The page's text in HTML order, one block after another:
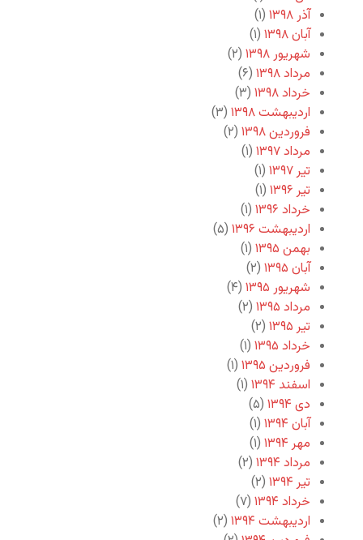
آذر ۱۳۹۸
(۱)
آبان ۱۳۹۸
(۱)
شهریور ۱۳۹۸
(۲)
مرداد ۱۳۹۸
(۶)
خرداد ۱۳۹۸
(۳)
اردیبهشت ۱۳۹۸
(۳)
فروردین ۱۳۹۸
(۲)
مرداد ۱۳۹۷
(۱)
تیر ۱۳۹۷
(۱)
تیر ۱۳۹۶
(۱)
خرداد ۱۳۹۶
(۱)
اردیبهشت ۱۳۹۶
(۵)
بهمن ۱۳۹۵
(۱)
آبان ۱۳۹۵
(۲)
شهریور ۱۳۹۵
(۴)
مرداد ۱۳۹۵
(۲)
تیر ۱۳۹۵
(۲)
خرداد ۱۳۹۵
(۱)
فروردین ۱۳۹۵
(۱)
اسفند ۱۳۹۴
(۱)
دی ۱۳۹۴
(۵)
آبان ۱۳۹۴
(۱)
مهر ۱۳۹۴
(۱)
مرداد ۱۳۹۴
(۲)
تیر ۱۳۹۴
(۲)
خرداد ۱۳۹۴
(۷)
اردیبهشت ۱۳۹۴
(۲)